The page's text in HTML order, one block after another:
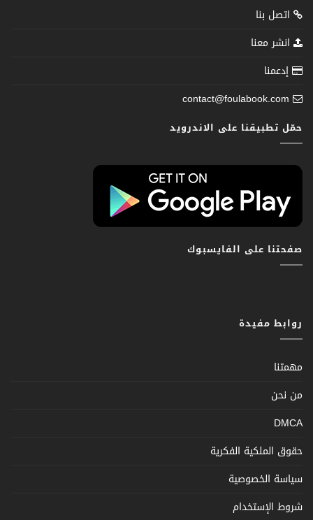
اتصل بنا
انشر معنا
إدعمنا
contact@foulabook.com
حمّل تطبيقنا على الاندرويد
صفحتنا على الفايسبوك
روابط مفيدة
مهمتنا
من نحن
DMCA
حقوق الملكية الفكرية
سياسة الخصوصية
شروط الإستخدام